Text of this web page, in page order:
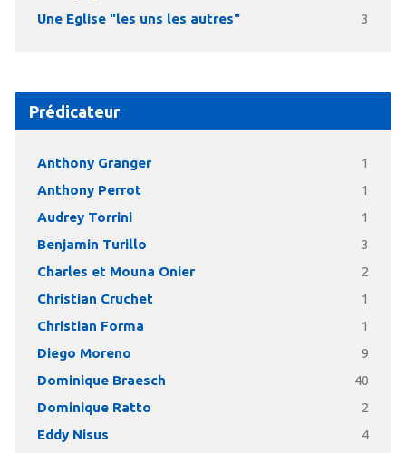
Une Eglise "les uns les autres" 3
Prédicateur
Anthony Granger 1
Anthony Perrot 1
Audrey Torrini 1
Benjamin Turillo 3
Charles et Mouna Onier 2
Christian Cruchet 1
Christian Forma 1
Diego Moreno 9
Dominique Braesch 40
Dominique Ratto 2
Eddy Nisus 4